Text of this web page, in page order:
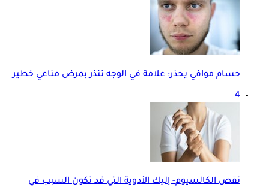
حسام موافي يحذر: علامة في الوجه تنذر بمرض مناعي خطير
4
نقص الكالسيوم- إليك الأدوية التي قد تكون السبب في